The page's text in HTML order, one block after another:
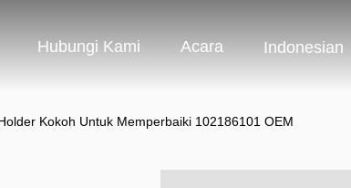
Hubungi Kami Acara Indonesian
Kokoh Untuk Memperbaiki 102186101 OEM